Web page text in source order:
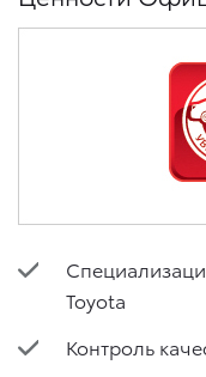
что оно
письменного
отправлением с
Московская обл., г.
ТПЗ «Алтуфьево», вл. 5,
Toyota
Контроль